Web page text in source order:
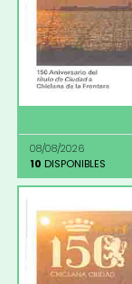
08/08/2026
10 DISPONIBLES